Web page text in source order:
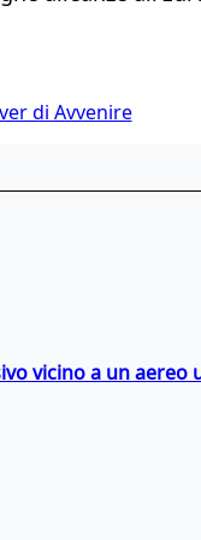
di Avvenire
vicino a un aereo